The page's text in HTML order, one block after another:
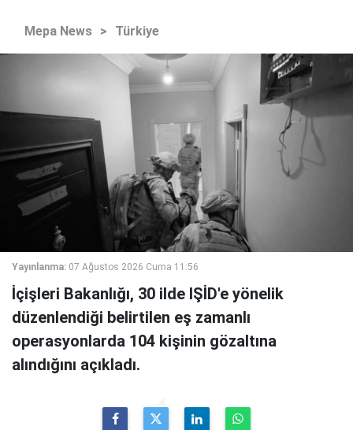
Mepa News > Türkiye
Yayınlanma: 07 Ağustos 2026 Cuma 11:56
İçişleri Bakanlığı, 30 ilde IŞİD'e yönelik
düzenlendiği belirtilen eş zamanlı
operasyonlarda 104 kişinin gözaltına
alındığını açıkladı.